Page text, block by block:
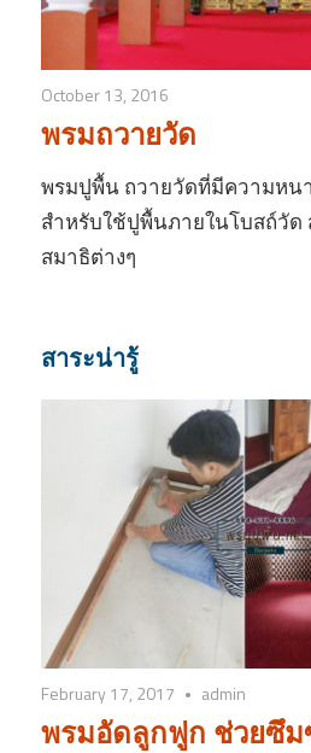
October 13, 2016
พรมถวายวัด
พรมปูพื้น ถวายวัดที่มีความหน
สำหรับใช้ปูพื้นภายในโบสถ์วัด
สมาธิต่างๆ
สาระน่ารู้
February 17, 2017 admin
พรมอัดลูกฟูก ช่วยซึม